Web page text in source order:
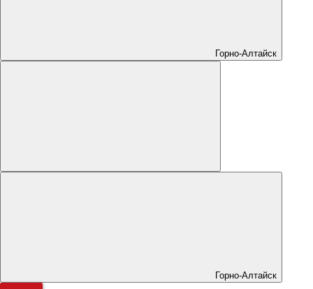
Горно-Алтайск
Горно-Алтайск